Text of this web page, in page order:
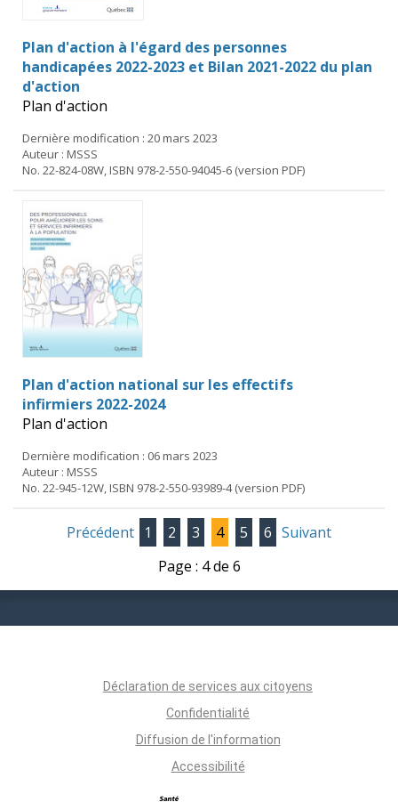
Plan d'action à l'égard des personnes
handicapées 2022-2023 et Bilan 2021-2022 du plan
d'action
Plan d'action
Dernière modification : 20 mars 2023
Auteur : MSSS
No. 22-824-08W, ISBN 978-2-550-94045-6 (version PDF)
Plan d'action national sur les effectifs
infirmiers 2022-2024
Plan d'action
Dernière modification : 06 mars 2023
Auteur : MSSS
No. 22-945-12W, ISBN 978-2-550-93989-4 (version PDF)
Précédent 1 2 3 4 5 6 Suivant
Page : 4 de 6
Déclaration de services aux citoyens
Confidentialité
Diffusion de l'information
Accessibilité